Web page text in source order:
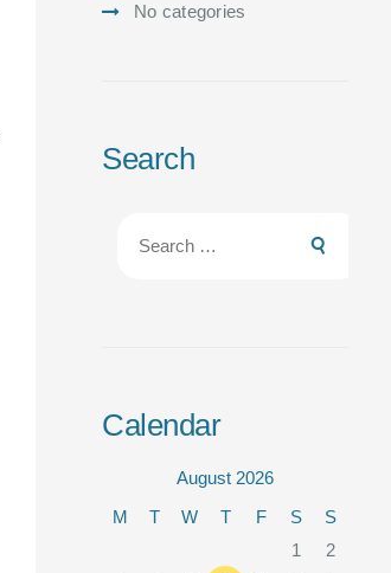
No categories
Search
Calendar
August 2026
M
T W T F S
S
1
2